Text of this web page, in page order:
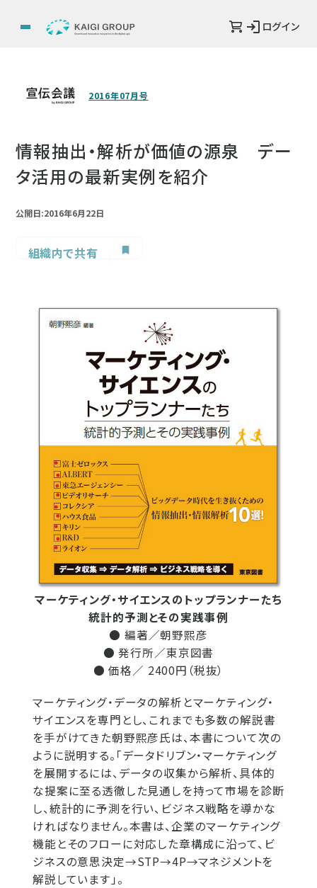
ログイン
2016年07月号
情報抽出・解析が価値の源泉 デー
タ活用の最新実例を紹介
公開日:2016年6月22日
組織内で共有
マーケティング・サイエンスのトップランナーたち
統計的予測とその実践事例
● 編著／朝野熙彦
● 発行所／東京図書
● 価格／ 2400円（税抜）
マーケティング・データの解析とマーケティング・
サイエンスを専門とし、これまでも多数の解説書
を手がけてきた朝野熙彦氏は、本書について次の
ように説明する。「データドリブン・マーケティング
を展開するには、データの収集から解析、具体的
な提案に至る透徹した見通しを持って市場を診断
し、統計的に予測を行い、ビジネス戦略を導かな
ければなりません。本書は、企業のマーケティング
機能とそのフローに対応した章構成に沿って、ビ
ジネスの意思決定→STP→4P→マネジメントを
解説しています」。